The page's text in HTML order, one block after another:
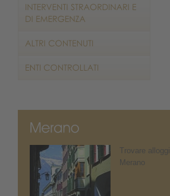
Trovare
Merano